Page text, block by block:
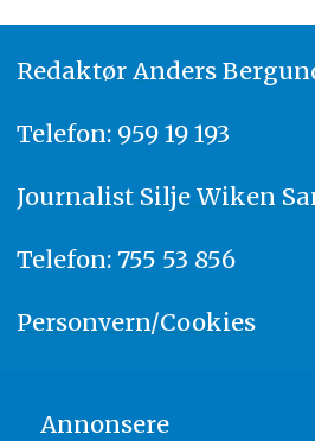
Redaktør Anders
Telefon: 959 19 193
Journalist Silje Wiken
Telefon: 755 53 856
Personvern/Cookies
Annonsere